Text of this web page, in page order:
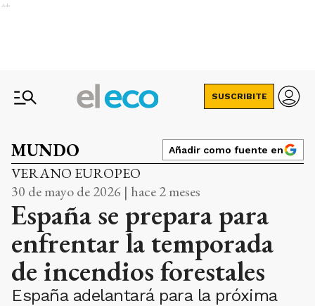
Ads
SUSCRIBITE
MUNDO Añadir como fuente en
VERANO EUROPEO
30 de mayo de 2026 | hace 2 meses
España se prepara para
enfrentar la temporada
de incendios forestales
España adelantará para la próxima